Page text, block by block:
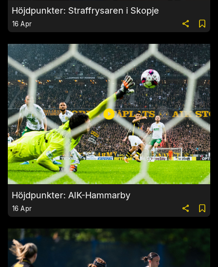
Höjdpunkter: Straffrysaren i Skopje
16 Apr
Höjdpunkter: AIK-Hammarby
16 Apr